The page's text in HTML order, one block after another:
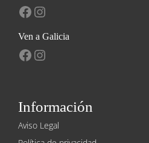
Facebook
Instagram
Ven a Galicia
Facebook
Instagram
Información
Aviso Legal